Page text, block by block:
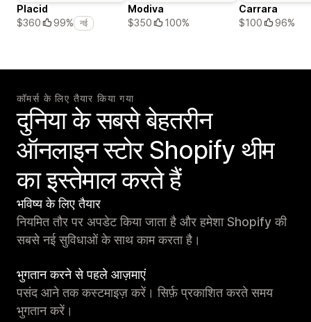
Placid
$360
99% नई
Modiva
$350
100%
Carrara
$100
96%
कॉमर्स के लिए तैयार किया गया
दुनिया के सबसे बेहतरीन
ऑनलाइन स्टोर Shopify थीम
का इस्तेमाल करते हैं
भविष्य के लिए तैयार
नियमित तौर पर अपडेट किया जाता है और हमेशा Shopify की
सबसे नई सुविधाओं के साथ काम करता है।
भुगतान करने से पहले आज़माएं
पसंद आने तक कस्टमाइज़ करें। सिर्फ़ प्रकाशित करते समय
भुगतान करें।